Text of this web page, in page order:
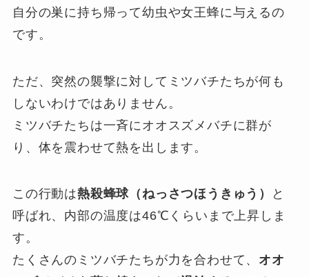
自分の巣に持ち帰って幼虫や女王蜂に与えるの
です。
ただ、突然の襲撃に対してミツバチたちが何も
しないわけではありません。
ミツバチたちは一斉にオオスズメバチに群が
り、体を震わせて熱を出します。
この行動は熱殺蜂球（ねっさつほうきゅう）
と
呼ばれ、内部の温度は46℃くらいまで上昇しま
す。
たくさんのミツバチたちが力を合わせて、 オオ